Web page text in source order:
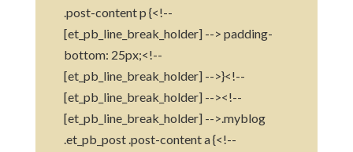
.post-content p {<!--
[et_pb_line_break_holder] --> padding-
bottom: 25px;<!--
[et_pb_line_break_holder] -->}<!--
[et_pb_line_break_holder] --><!--
[et_pb_line_break_holder] -->.myblog
.et_pb_post .post-content a {<!--